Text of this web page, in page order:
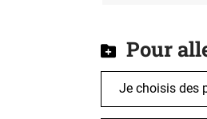
Pour
Je choisis des